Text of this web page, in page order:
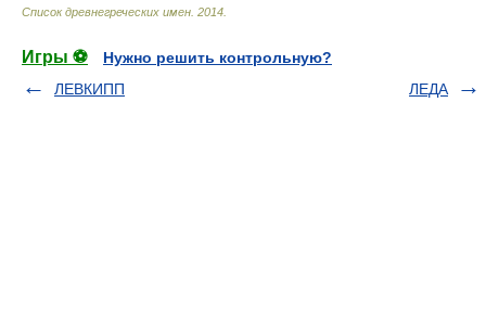
Список древнегреческих имен 2014
Игры ⚽
Нужно решить контрольную?
ЛЕВКИПП
ЛЕДА